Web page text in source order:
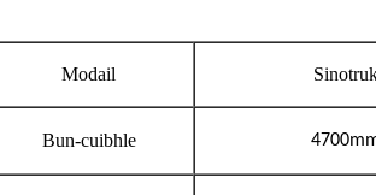
Modail
Bun-cuibhle